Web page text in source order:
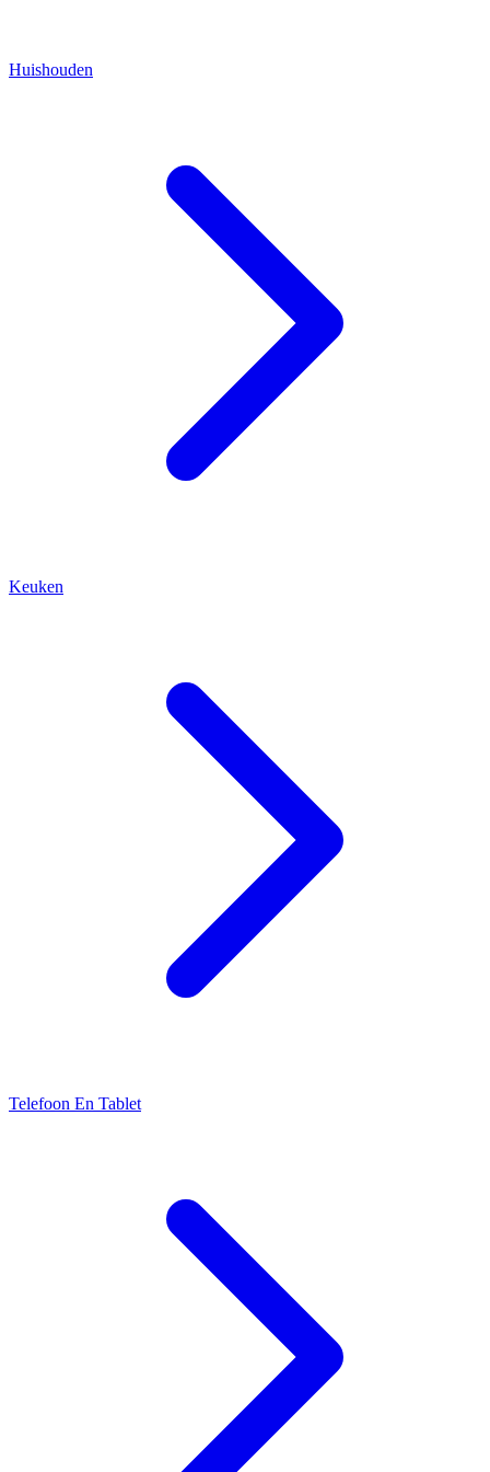
Huishouden
Keuken
Telefoon En Tablet